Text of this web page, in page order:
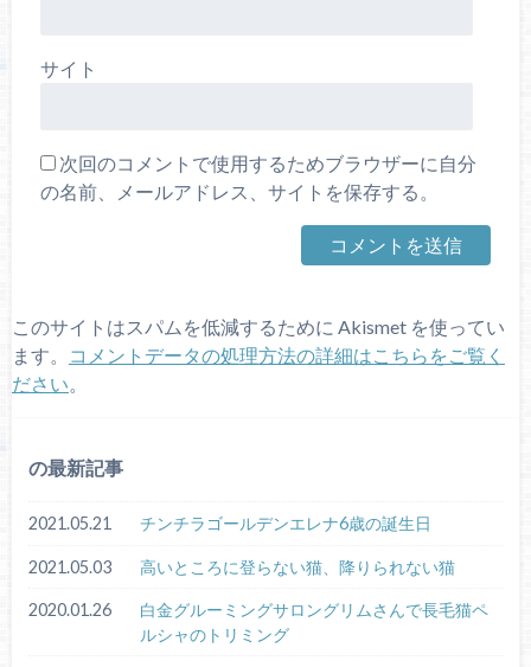
サイト
次回のコメントで使用するためブラウザーに自分
の名前、メールアドレス、サイトを保存する。
このサイトはスパムを低減するために Akismet を使ってい
ます。
コメントデータの処理方法の詳細はこちらをご覧く
ださい
の最新記事
2021.05.21 チンチラゴールデンエレナ6歳の誕生日
2021.05.03 高いところに登らない猫、降りられない猫
2020.01.26
白金グルーミングサロングリムさんで長毛猫ペ
ルシャのトリミング